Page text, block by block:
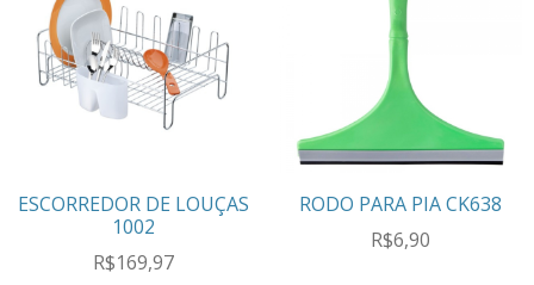
ESCORREDOR DE LOUÇAS
1002
R$169,97
RODO PARA PIA CK638
R$6,90